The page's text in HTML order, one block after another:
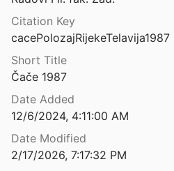
1993
Citation Key
cacePolozajRijekeTelavija1987
Short Title
Čače 1987
Date Added
12/6/2024, 4:11:00 AM
Date Modified
2/17/2026, 7:17:32 PM